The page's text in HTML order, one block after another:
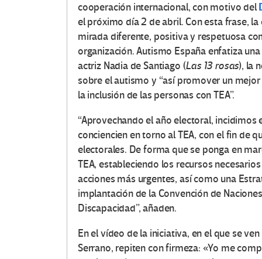
cooperación internacional, con motivo del
el próximo día 2 de abril. Con esta frase,
mirada diferente, positiva y respetuosa
organización. Autismo España enfatiza
actriz Nadia de Santiago (Las 13 rosas), la
sobre el autismo y “así promover un
la inclusión de las personas con TEA”.
“Aprovechando el año electoral,
conciencien en torno al TEA, con el fin de
electorales. De forma que se ponga en
TEA, estableciendo los recursos
acciones más urgentes, así como una
implantación de la Convención de
Discapacidad”, añaden.
En el vídeo de la iniciativa, en el que se
Serrano, repiten con firmeza: «Yo me